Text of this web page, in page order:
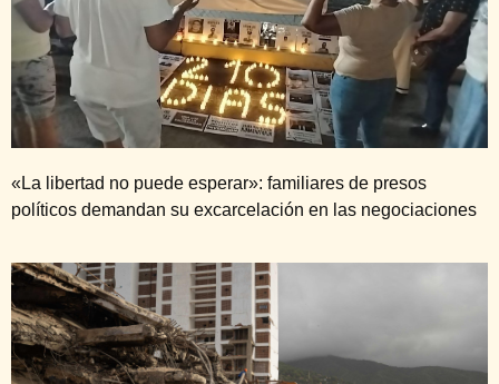
«La libertad no puede esperar»: familiares de presos
políticos demandan su excarcelación en las negociaciones